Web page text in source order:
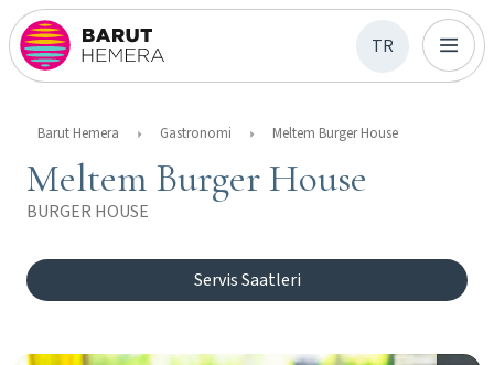
TR
Barut Hemera Gastronomi Meltem Burger House
Meltem Burger House
BURGER HOUSE
Servis Saatleri